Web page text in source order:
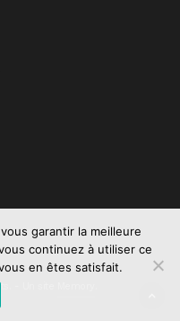
- Un site
garantir la meilleure
continuez à utiliser ce
en êtes satisfait.